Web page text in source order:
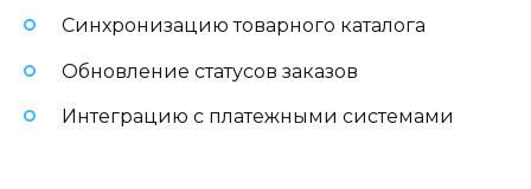
Синхронизацию товарного каталога
Обновление статусов заказов
Интеграцию с платежными системами